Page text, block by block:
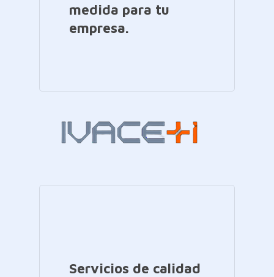
medida para tu
empresa.
Servicios de calidad